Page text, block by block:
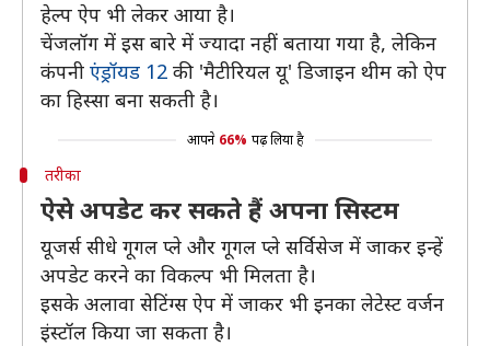
हेल्प ऐप भी लेकर आया है।
चेंजलॉग में इस बारे में ज्यादा नहीं बताया गया है, लेकिन
कंपनी एंड्रॉयड 12 की 'मैटीरियल यू' डिजाइन थीम को ऐप
का हिस्सा बना सकती है।
आपने 66% पढ़ लिया है
तरीका
ऐसे अपडेट कर सकते हैं अपना सिस्टम
यूजर्स सीधे गूगल प्ले और गूगल प्ले सर्विसेज में जाकर इन्हें
अपडेट करने का विकल्प भी मिलता है।
इसके अलावा सेटिंग्स ऐप में जाकर भी इनका लेटेस्ट वर्जन
इंस्टॉल किया जा सकता है।